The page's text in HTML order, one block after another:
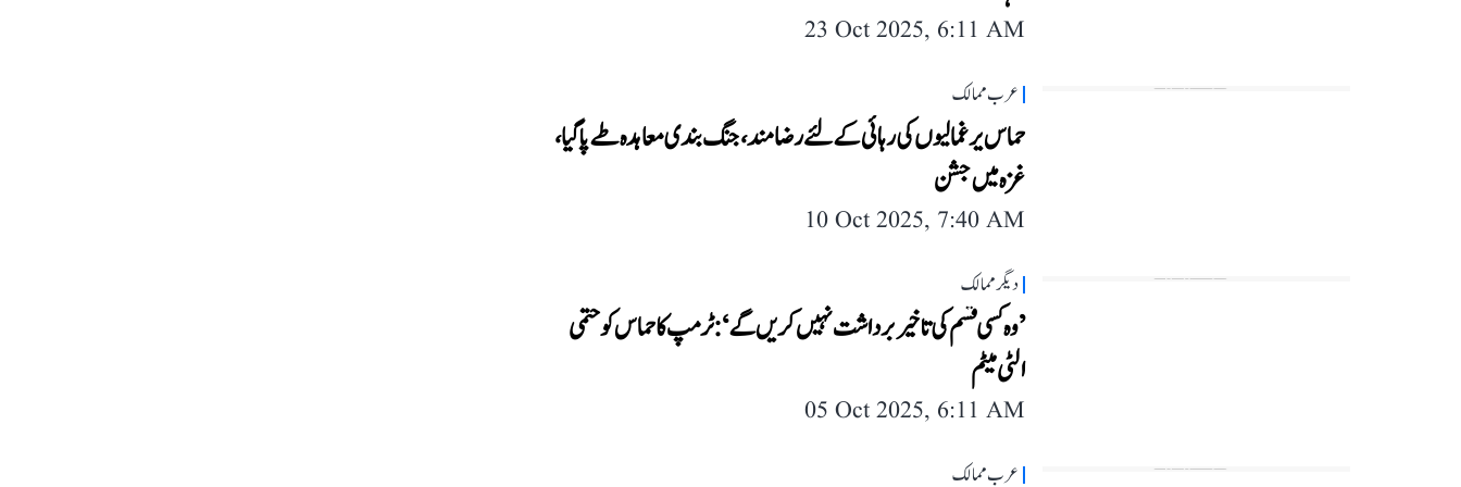
23 Oct 2025, 6:11 AM
عرب ممالک
حماس یرغمالیوں کی رہائی کے لئے رضامند، جنگ بندی معاہدہ طے پا گیا،
غزہ میں جشن
10 Oct 2025, 7:40 AM
دیگر ممالک
’وہ کسی قسم کی تاخیر برداشت نہیں کریں گے‘: ٹرمپ کا حماس کو حتمی
الٹی میٹم
05 Oct 2025, 6:11 AM
عرب ممالک